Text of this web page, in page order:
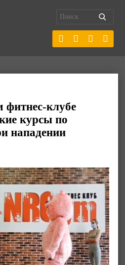
фитнес-клубе
курсы по
нападении